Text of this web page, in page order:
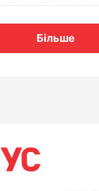
Більше